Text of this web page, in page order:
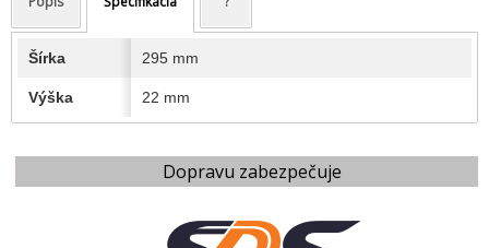
Dopravu zabezpečuje
Šírka 295 mm
Výška 22 mm